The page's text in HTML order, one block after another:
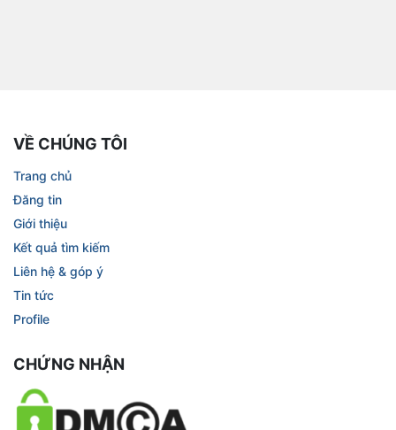
VỀ CHÚNG TÔI
Trang chủ
Đăng tin
Giới thiệu
Kết quả tìm kiếm
Liên hệ & góp ý
Tin tức
Profile
CHỨNG NHẬN